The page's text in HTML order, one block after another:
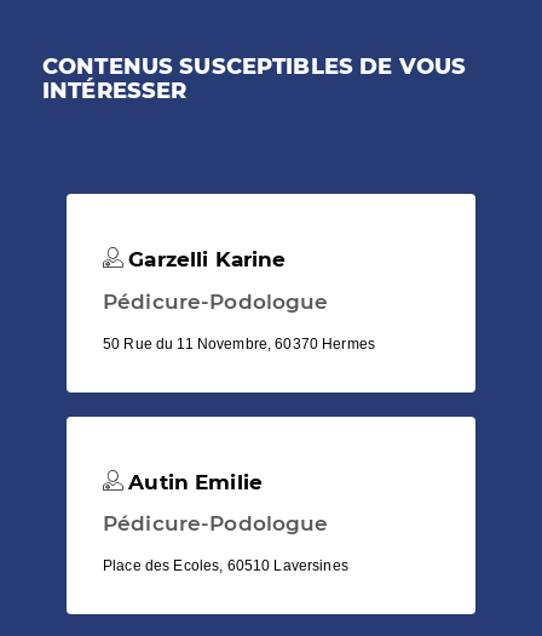
CONTENUS SUSCEPTIBLES DE VOUS
INTÉRESSER
Garzelli Karine
Pédicure-Podologue
50 Rue du 11 Novembre, 60370 Hermes
Autin Emilie
Pédicure-Podologue
Place des Ecoles, 60510 Laversines